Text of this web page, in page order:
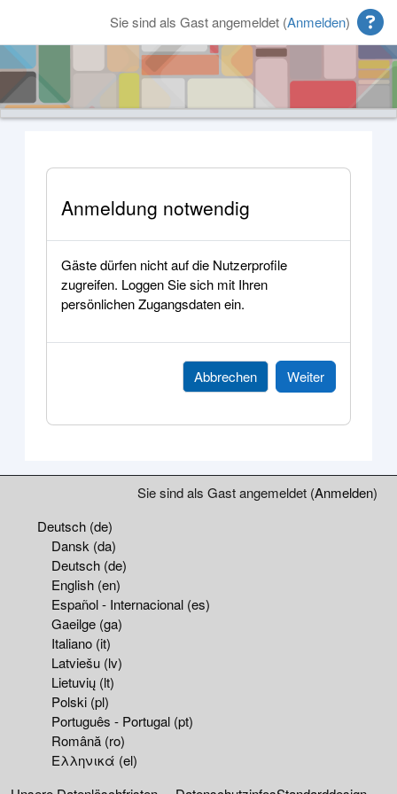
Sie sind als Gast angemeldet (Anmelden)
Anmeldung notwendig
Gäste dürfen nicht auf die Nutzerprofile
zugreifen. Loggen Sie sich mit Ihren
persönlichen Zugangsdaten ein.
Abbrechen Weiter
ErgänzungsblöckeSie sind als Gast angemeldet (Anmelden)
Deutsch ‎(de)‎
Dansk ‎(da)‎
Deutsch ‎(de)‎
English ‎(en)‎
Español - Internacional ‎(es)‎
Gaeilge ‎(ga)‎
Italiano ‎(it)‎
Latviešu ‎(lv)‎
Lietuvių ‎(lt)‎
Polski ‎(pl)‎
Português - Portugal ‎(pt)‎
Română ‎(ro)‎
Ελληνικά ‎(el)‎